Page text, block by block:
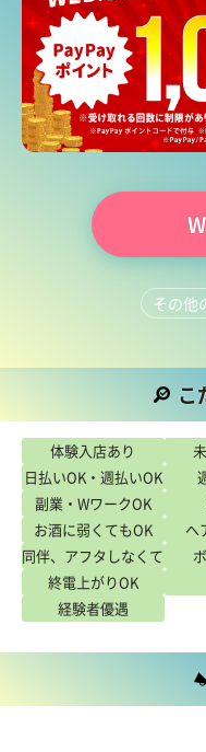
その他
こ
こだわり体験入店あり
日払いOK・週払いOK
副業・WワークOK
お酒に弱くてもOK
ヘ
同伴、アフタしなくて
もOK
終電上がりOK
経験者優遇